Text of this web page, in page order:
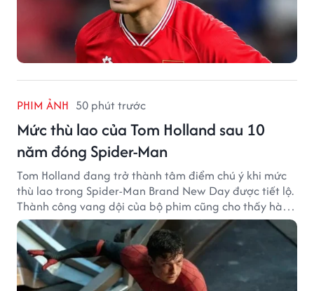
PHIM ẢNH 50 phút trước
Mức thù lao của Tom Holland sau 10
năm đóng Spider-Man
Tom Holland đang trở thành tâm điểm chú ý khi mức
thù lao trong Spider-Man Brand New Day được tiết lộ.
Thành công vang dội của bộ phim cũng cho thấy hành
trình thăng hạng đáng chú ý của nam diễn viên sau
một thập kỷ gắn bó với vai Người Nhện.